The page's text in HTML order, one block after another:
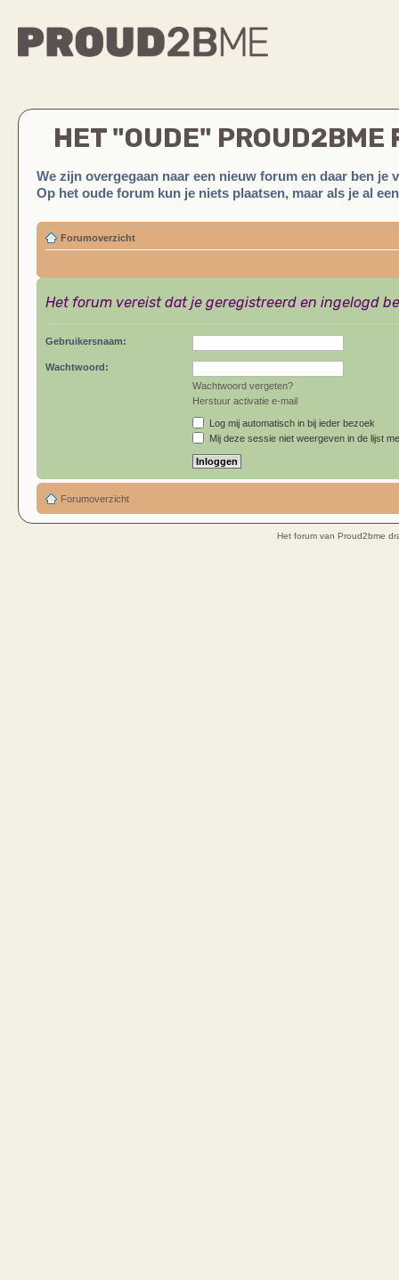
HET "OUDE" PROUD2BME
We zijn overgegaan naar een nieuw forum en daar ben je
Op het oude forum kun je niets plaatsen, maar als je al
Forumoverzicht
Het forum vereist dat je geregistreerd en ingelogd
Gebruikersnaam:
Wachtwoord:
Wachtwoord vergeten?
Herstuur activatie e-mail
Log mij automatisch in bij ieder bezoek
Mij deze sessie niet weergeven in de lijst
Forumoverzicht
Het forum van Proud2bme